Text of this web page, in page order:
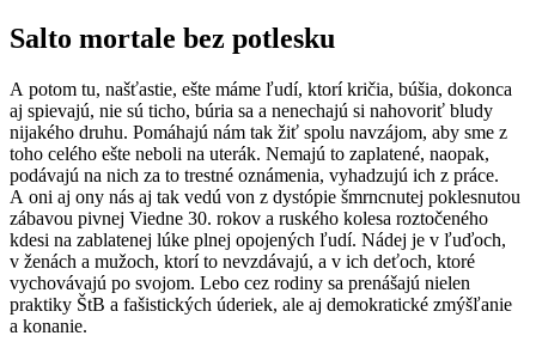
Salto mortale bez potlesku
A potom tu, našťastie, ešte máme ľudí, ktorí kričia, búšia, dokonca
aj spievajú, nie sú ticho, búria sa a nenechajú si nahovoriť bludy
nijakého druhu. Pomáhajú nám tak žiť spolu navzájom, aby sme z
toho celého ešte neboli na uterák. Nemajú to zaplatené, naopak,
podávajú na nich za to trestné oznámenia, vyhadzujú ich z práce.
A oni aj ony nás aj tak vedú von z dystópie šmrncnutej poklesnutou
zábavou pivnej Viedne 30. rokov a ruského kolesa roztočeného
kdesi na zablatenej lúke plnej opojených ľudí. Nádej je v ľuďoch,
v ženách a mužoch, ktorí to nevzdávajú, a v ich deťoch, ktoré
vychovávajú po svojom. Lebo cez rodiny sa prenášajú nielen
praktiky ŠtB a fašistických úderiek, ale aj demokratické zmýšľanie
a konanie.